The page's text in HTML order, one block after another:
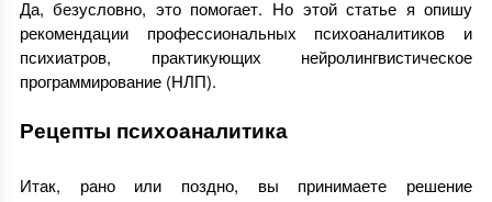
Да, безусловно, это помогает. Но этой статье я опишу
рекомендации профессиональных психоаналитиков и
психиатров, практикующих нейролингвистическое
программирование (НЛП).
Рецепты психоаналитика
Итак, рано или поздно, вы принимаете решение